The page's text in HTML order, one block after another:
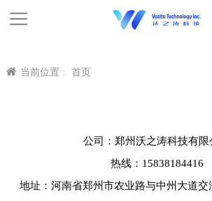
当前位置 : 首页
公司：郑州沃之涛科技有限
热线：15838184416
地址：河南省郑州市农业路与中州大道交